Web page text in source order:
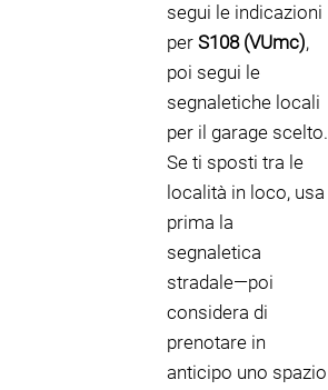
segui le indicazioni
per S108 (VUmc),
poi segui le
segnaletiche locali
per il garage scelto.
Se ti sposti tra le
località in loco, usa
prima la
segnaletica
stradale—poi
considera di
prenotare in
anticipo uno spazio